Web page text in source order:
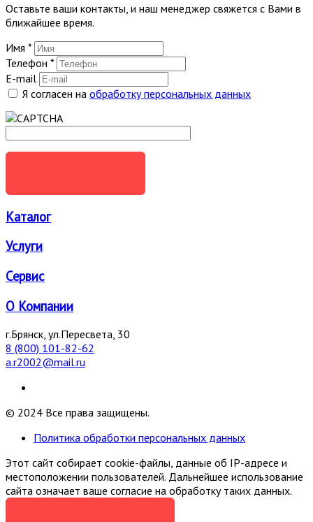
Оставьте ваши контакты, и наш менеджер свяжется с Вами в
ближайшее время.
Имя *
Телефон *
E-mail
Я согласен на обработку персональных данных
Каталог
Услуги
Сервис
О Компании
г.Брянск, ул.Пересвета, 30
8 (800) 101-82-62
a.r2002@mail.ru
© 2024 Все права защищены.
Политика обработки персональных данных
Этот сайт собирает cookie-файлы, данные об IP-адресе и
местоположении пользователей. Дальнейшее использование
сайта означает ваше согласие на обработку таких данных.